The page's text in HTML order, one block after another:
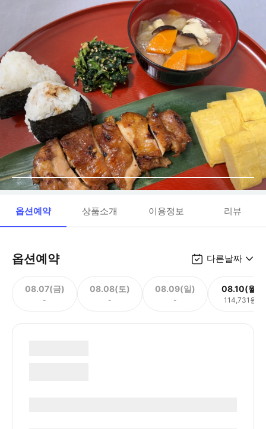
옵션예약 상품소개 이용정보 리뷰
옵션예약 다른날짜
08.07(금)
-
08.08(토)
-
08.09(일)
-
08.10(월)
114,731원